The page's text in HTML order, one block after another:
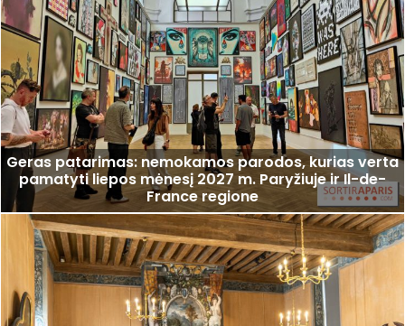
Geras patarimas: nemokamos parodos, kurias verta
pamatyti liepos mėnesį 2027 m. Paryžiuje ir Il-de-
France regione